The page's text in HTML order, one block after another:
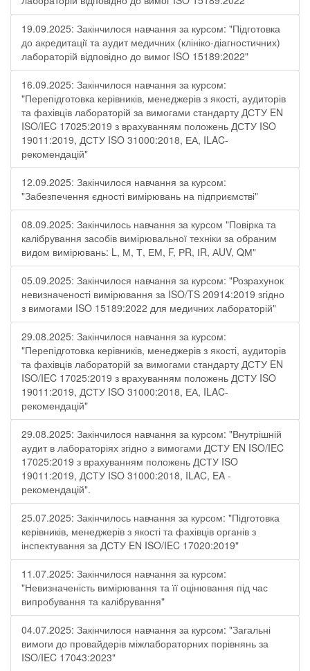
19.09.2025: Закінчилося навчання за курсом: "Підготовка
до акредитації та аудит медичних (клініко-діагностичних)
лабораторій відповідно до вимог ISO 15189:2022"
16.09.2025: Закінчилося навчання за курсом:
"Перепідготовка керівників, менеджерів з якості, аудиторів
та фахівців лабораторій за вимогами стандарту ДСТУ EN
ISO/IEC 17025:2019 з врахуванням положень ДСТУ ISO
19011:2019, ДСТУ ISO 31000:2018, ЕА, ILAC-
рекомендацій"
12.09.2025: Закінчилося навчання за курсом:
"Забезпечення єдності вимірювань на підприємстві"
08.09.2025: Закінчилось навчання за курсом "Повірка та
калібрування засобів вимірювальної техніки за обраним
видом вимірювань: L, М, Т, ЕМ, F, РR, ІR, АUV, QМ"
05.09.2025: Закінчилося навчання за курсом: "Розрахунок
невизначеності вимірювання за ISO/TS 20914:2019 згідно
з вимогами ISO 15189:2022 для медичних лабораторій"
29.08.2025: Закінчилося навчання за курсом:
"Перепідготовка керівників, менеджерів з якості, аудиторів
та фахівців лабораторій за вимогами стандарту ДСТУ EN
ISO/IEC 17025:2019 з врахуванням положень ДСТУ ISO
19011:2019, ДСТУ ISO 31000:2018, ЕА, ILAC-
рекомендацій"
29.08.2025: Закінчилося навчання за курсом: "Внутрішній
аудит в лабораторіях згідно з вимогами ДСТУ EN ISO/IEC
17025:2019 з врахуванням положень ДСТУ ISO
19011:2019, ДСТУ ISO 31000:2018, ILAC, EA -
рекомендацій".
25.07.2025: Закінчилось навчання за курсом: "Підготовка
керівників, менеджерів з якості та фахівців органів з
інспектування за ДСТУ EN ISO/IEC 17020:2019"
11.07.2025: Закінчилося навчання за курсом:
"Невизначеність вимірювання та її оцінювання під час
випробування та калібрування"
04.07.2025: Закінчилося навчання за курсом: "Загальні
вимоги до провайдерів міжлабораторних порівнянь за
ISO/IEC 17043:2023"